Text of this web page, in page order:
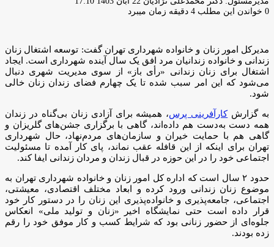
ایمیل
0 خواندن این مطلب 4 دقیقه زمان میبرد
مدیرکل امور زنان و خانواده شهرداری تهران گفت: توسعه اشتغال زنان
زندانی و خانواده زندانیان مرد افق یک سال آینده شهرداری است. ایجاد
اشتغال برای زنان زندانی «رأی‌ باز» از سوی مدیریت شهری دنبال
می‌شود که این امر سبب شده تا یک چهارم فضای زندان‌ زنان خالی
شود.
به گزارشکارآفرینی پرس، همیشه برای آزادی زنان بی‌گناه در زندان
همه دست به‌دست هم داده‌اند، گاهی با برگزاری جشن‌های گلریزان و
گاهی هم با حمایت خیران و سازمان‌های مردم‌نهاد، حال شهرداری
تهران برای اینکه از این قافله عقب نماند، پای کار آمده تا مسئولیت
اجتماعی خود را در این حوزه در قبال زندان و مردان زندانی ایفا کند.
حدود ۲ سال است که اداره کل امور زنان و خانواده شهرداری تهران به
موضوع زنان زندانی ورود کرده و ابعاد مختلف اقتصادی، معیشتی،
اجتماعی، جامعه‌پذیری و خانواده‌پذیری این زنان را در دستور کار خود
قرار داده است حتی نمایشگاه اخیر «زنان و تولید ملی» انعکاس
جلوه‌ای از حضور زنانی بود که شرایط کسب و کار موفق خود را رقم
زده بودند.